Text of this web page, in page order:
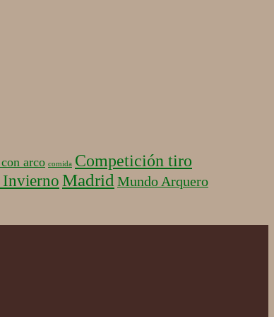
arco comida Competición tiro
Madrid Mundo Arquero